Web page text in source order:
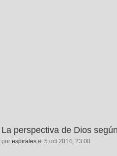
La perspectiva de Dios
por espirales el 5 oct 2014, 23:00